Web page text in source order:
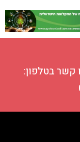
קשר בטלפון: